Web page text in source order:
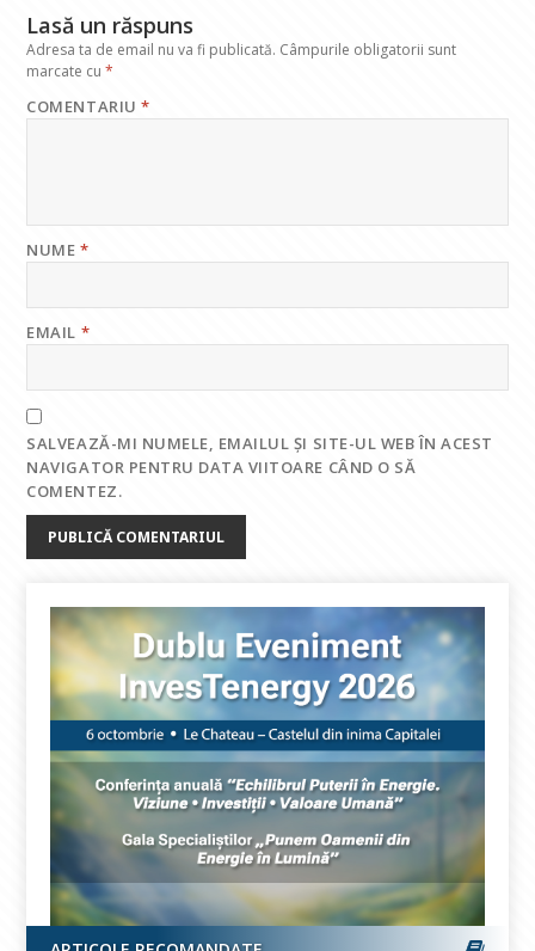
Lasă un răspuns
Adresa ta de email nu va fi publicată. Câmpurile obligatorii sunt
marcate cu*
COMENTARIU*
NUME*
EMAIL *
SALVEAZĂ-MI NUMELE, EMAILUL ȘI SITE-UL WEB ÎN ACEST
NAVIGATOR PENTRU DATA VIITOARE CÂND O SĂ
COMENTEZ.